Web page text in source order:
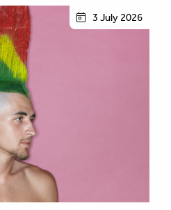
3 July 2026